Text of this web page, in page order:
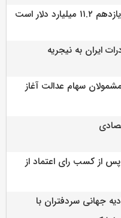
دلار است
سهام عدالت آغاز
پس از کسب رای اعتماد از
جهانی سردفتران با